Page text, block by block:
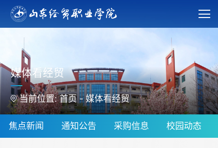
媒体看经贸
当前位置:首页-媒体看经贸
焦点新闻 通知公告 采购信息 校园动态